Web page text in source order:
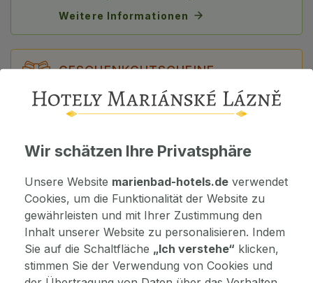
Weitere Informationen
GESCHENKGUTSCHEINE
Schenken Sie den Aufenthalt Ihren
Lieben! Wählen Sie ein bestimmtes Paket
Geschenk.
Gutschein auswählen
DETAILS
Wir schätzen Ihre Privatsphäre
Unsere Website marienbad-hotels.de verwendet
Cookies, um die Funktionalität der Website zu
gewährleisten und mit Ihrer Zustimmung den
Inhalt unserer Website zu personalisieren. Indem
Sie auf die Schaltfläche „Ich verstehe“ klicken,
stimmen Sie der Verwendung von Cookies und